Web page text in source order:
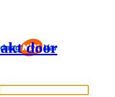
door